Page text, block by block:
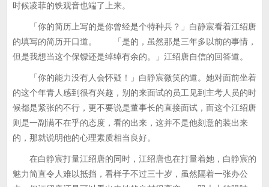
时候凌菲的铁观音也端了上来。
「你的简历上写的是你曾经是个特种兵？」白静宸看着江绍唐
的填写的简历开口道。 「是的，虽然那是三年多以前的事情，
但是我想当这个保镖还是绰绰有余的。」江绍唐自信的回答道。
「你的能力没有人会怀疑！」白静宸微笑的道。她对面前坐着
的这个年青人感到很有兴趣，别的来面试的员工见到主考人员的时
候都是紧张的不行，更不要说是董事长的直接面试，而这个江绍唐
则是一副满不在乎的态度，看的出来，这并不是他刻意的装出来
的，那就说明他的心理素质相当良好。
在白静宸打量江绍唐的同时，江绍唐也在打量着她，白静宸的
魅力简直令人难以抵挡，看样子不过三十岁，虽然隔着一张办公